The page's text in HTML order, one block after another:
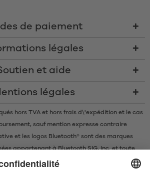
de paiement
légales
et aide
légales
hors TVA et hors frais d\'expédition et le cas
sauf mention expresse contraire
et les logos Bluetooth® sont des marques
appartenant à Bluetooth SIG, Inc. et toute
par EIS GmbH est soumise à une licence.